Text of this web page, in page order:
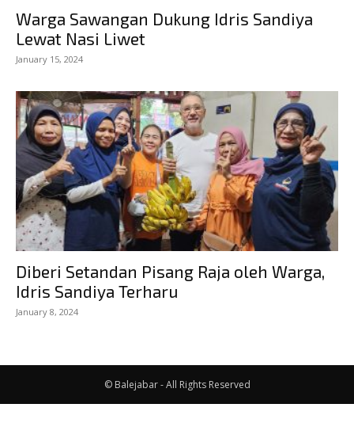
Warga Sawangan Dukung Idris Sandiya
Lewat Nasi Liwet
January 15, 2024
Diberi Setandan Pisang Raja oleh Warga,
Idris Sandiya Terharu
January 8, 2024
© Balejabar - All Rights Reserved